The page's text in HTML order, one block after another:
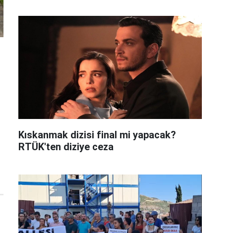
Kıskanmak dizisi final mi yapacak?
RTÜK'ten diziye ceza